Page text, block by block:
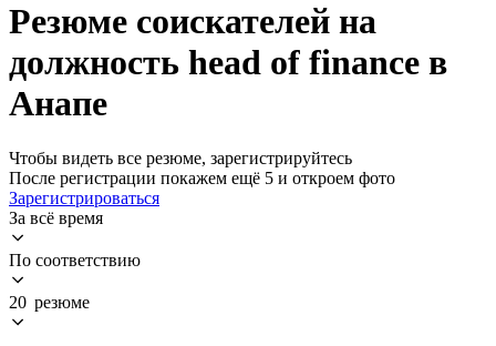
Резюме соискателей на
должность head of finance в
Анапе
Чтобы видеть все резюме, зарегистрируйтесь
После регистрации покажем ещё 5 и откроем фото
Зарегистрироваться
За всё время
По соответствию
20 резюме